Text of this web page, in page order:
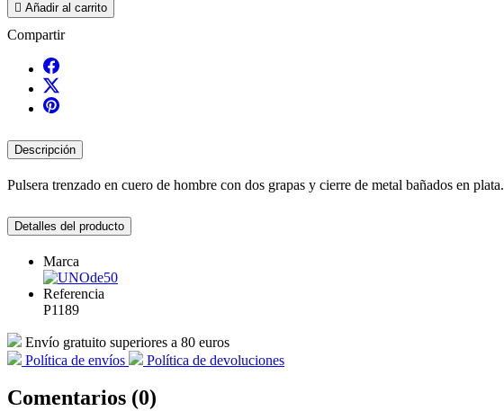
 Añadir al carrito
Compartir
Descripción
Pulsera trenzado en cuero de hombre con dos grapas y cierre de metal bañados en plata.
Detalles del producto
Marca
Referencia
P1189
Envío gratuito superiores a 80 euros
Política de envíos
Política de devoluciones
Comentarios (0)